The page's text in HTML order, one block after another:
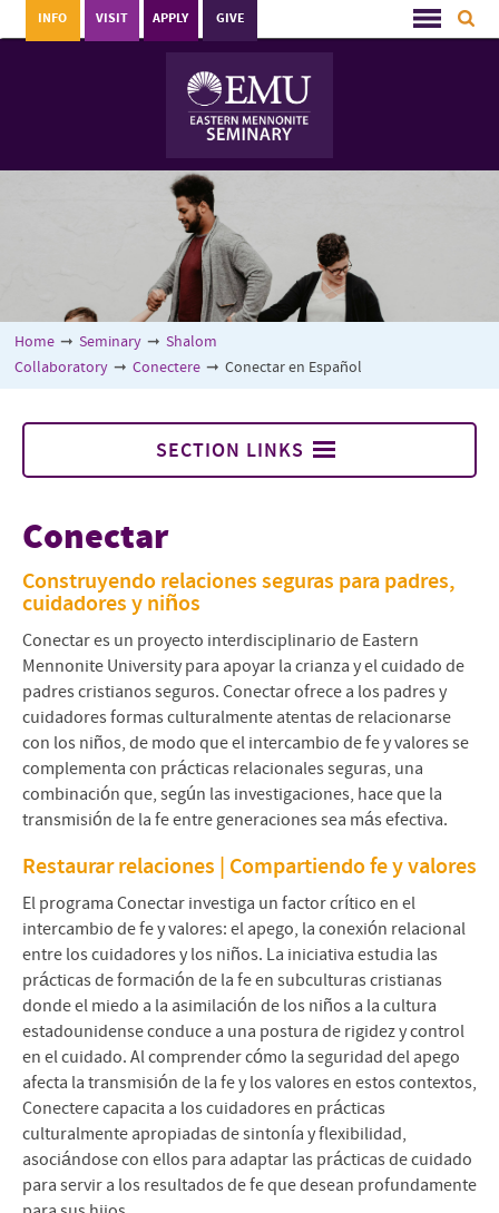
GIVE
APPLY
VISIT
INFO
Home ➞ Seminary ➞ Shalom
Collaboratory ➞ Conectere ➞ Conectar en Español
SECTION LINKS
Resources for Sharing Faith
Attachment and Faith
Apply or Express Interest
Conectar
Construyendo relaciones seguras para padres,
cuidadores y niños
Conectar es un proyecto interdisciplinario de Eastern
Mennonite University para apoyar la crianza y el cuidado de
padres cristianos seguros. Conectar ofrece a los padres y
cuidadores formas culturalmente atentas de relacionarse
con los niños, de modo que el intercambio de fe y valores se
complementa con prácticas relacionales seguras, una
combinación que, según las investigaciones, hace que la
transmisión de la fe entre generaciones sea más efectiva.
Restaurar relaciones | Compartiendo fe y valores
El programa Conectar investiga un factor crítico en el
intercambio de fe y valores: el apego, la conexión relacional
entre los cuidadores y los niños. La iniciativa estudia las
prácticas de formación de la fe en subculturas cristianas
donde el miedo a la asimilación de los niños a la cultura
estadounidense conduce a una postura de rigidez y control
en el cuidado. Al comprender cómo la seguridad del apego
afecta la transmisión de la fe y los valores en estos contextos,
Conectere capacita a los cuidadores en prácticas
culturalmente apropiadas de sintonía y flexibilidad,
asociándose con ellos para adaptar las prácticas de cuidado
para servir a los resultados de fe que desean profundamente